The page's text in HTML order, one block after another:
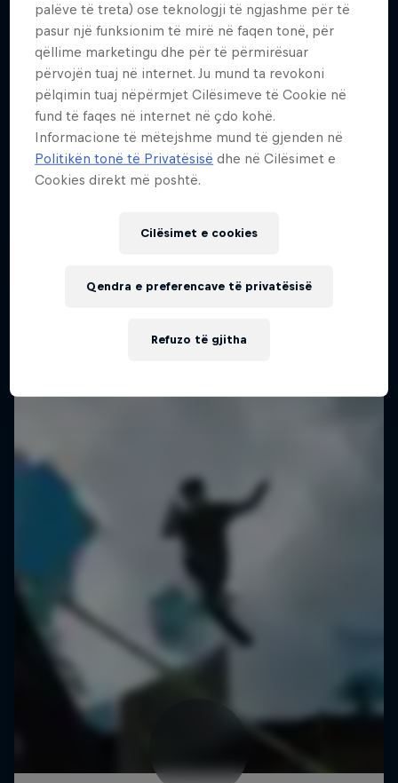
Jaan Roose: Life on the Line
palëve të treta) ose teknologji të ngjashme për të
pasur një funksionim të mirë në faqen tonë, për
qëllime marketingu dhe për të përmirësuar
përvojën tuaj në internet. Ju mund ta revokoni
pëlqimin tuaj nëpërmjet Cilësimeve të Cookie në
fund të faqes në internet në çdo kohë.
Informacione të mëtejshme mund të gjenden në
Politikën tonë të Privatësisë dhe në Cilësimet e
Cookies direkt më poshtë.
Cilësimet e cookies
Refuzo të gjitha
Qendra e preferencave të privatësisë